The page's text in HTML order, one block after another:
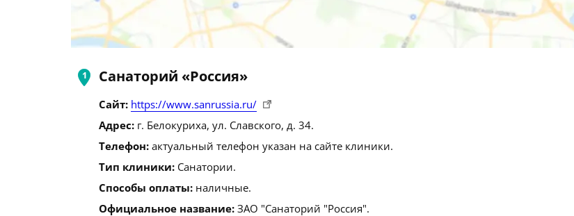
Санаторий «Россия»
Сайт: https://www.sanrussia.ru/
Адрес: г. Белокуриха, ул. Славского, д. 34.
Телефон: актуальный телефон указан на сайте клиники.
Тип клиники: Санатории.
Способы оплаты: наличные.
Официальное название: ЗАО "Санаторий "Россия".